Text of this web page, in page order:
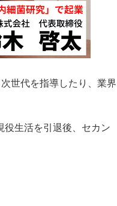
世代を指導したり、業界
役生活を引退後、セカン